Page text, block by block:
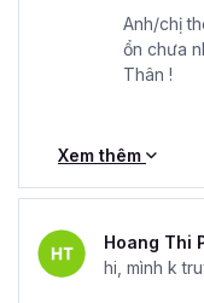
Anh/chị
ổn chưa
Thân !
Xem thêm
Hoang Thi
hi, mình k